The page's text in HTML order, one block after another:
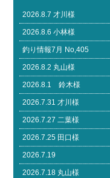
2026.8.7 才川様
2026.8.6 小林様
釣り情報7月 No,405
2026.8.2 丸山様
2026.8.1 鈴木様
2026.7.31 才川様
2026.7.27 二葉様
2026.7.25 田口様
2026.7.19
2026.7.18 丸山様